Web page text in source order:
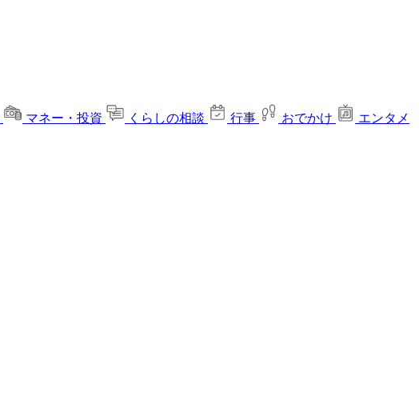
マネー・投資 くらしの相談 行事 おでかけ
エンタメ